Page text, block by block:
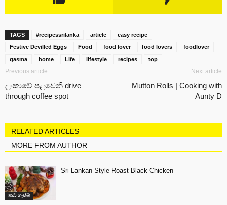
TAGS #recipessrilanka article
easy recipe
Festive Devilled Eggs
Food food lover food lovers
foodlover
gasma
home Life lifestyle recipes top
Previous article
ලංකාවේ පළවෙනි drive –
through coffee spot
Next article
Mutton Rolls | Cooking with
Aunty D
RELATED ARTICLES
MORE FROM AUTHOR
කට ගැස්ම
Sri Lankan Style Roast Black Chicken